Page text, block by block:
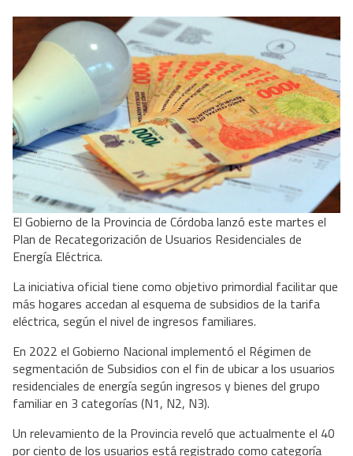
El Gobierno de la Provincia de Córdoba lanzó este martes el
Plan de Recategorización de Usuarios Residenciales de
Energía Eléctrica.
La iniciativa oficial tiene como objetivo primordial facilitar que
más hogares accedan al esquema de subsidios de la tarifa
eléctrica, según el nivel de ingresos familiares.
En 2022 el Gobierno Nacional implementó el Régimen de
segmentación de Subsidios con el fin de ubicar a los usuarios
residenciales de energía según ingresos y bienes del grupo
familiar en 3 categorías (N1, N2, N3).
Un relevamiento de la Provincia reveló que actualmente el 40
por ciento de los usuarios está registrado como categoría